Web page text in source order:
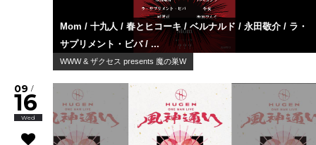
Mom / 十九人 / 春とヒコーキ / ベルナルド / 永田敬介 / ラ・
サプリメント・ビバ / ...
WWW & ザクセス presents 魔の巣W
09 /
16
Wed